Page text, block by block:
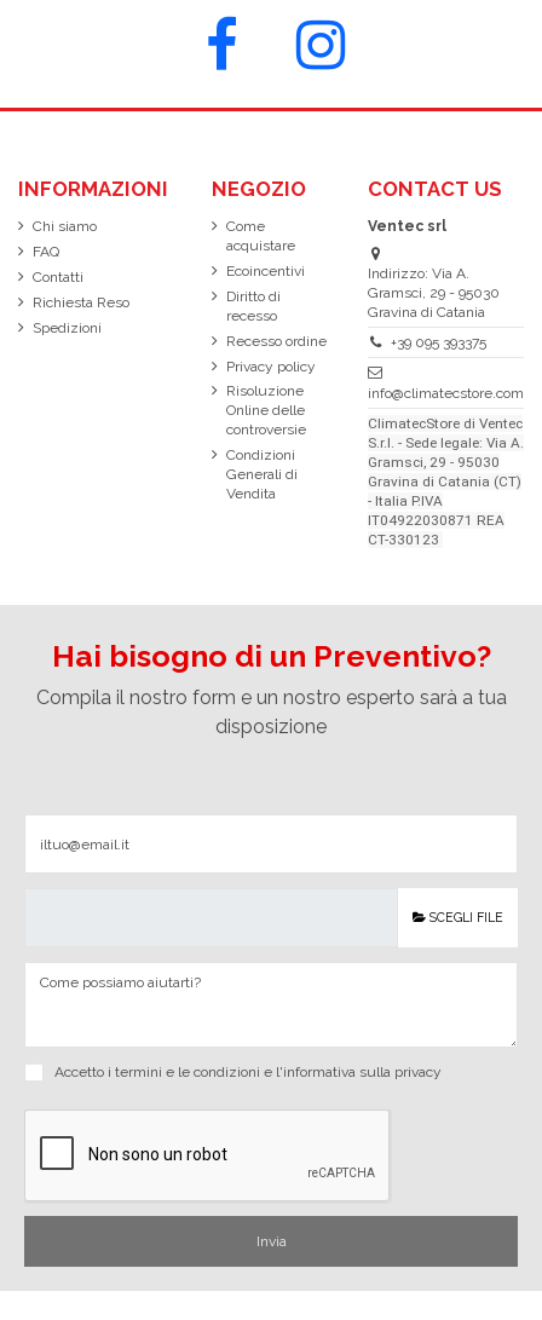
INFORMAZIONI
Chi siamo
FAQ
Contatti
Richiesta Reso
Spedizioni
NEGOZIO
Come
acquistare
Ecoincentivi
Diritto di
recesso
Recesso ordine
Privacy policy
Risoluzione
Online delle
controversie
Condizioni
Generali di
Vendita
CONTACT US
Ventec srl
Indirizzo: Via A.
Gramsci, 29 - 95030
Gravina di Catania
+39 095 393375
info@climatecstore.com
ClimatecStore di Ventec
S.r.l. - Sede legale: Via A.
Gramsci, 29 - 95030
Gravina di Catania (CT)
- Italia P.IVA
IT04922030871 REA
CT-330123
Hai bisogno di un Preventivo?
Compila il nostro form e un nostro esperto sarà a tua
disposizione
SCEGLI FILE
Accetto i termini e le condizioni e l'informativa sulla privacy